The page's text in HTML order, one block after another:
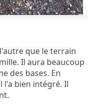
que le terrain
Il aura beaucoup
des bases. En
l'a bien intégré. Il